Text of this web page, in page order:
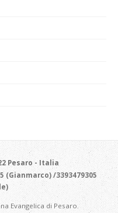
Pesaro - Italia
(Gianmarco) /3393479305
Evangelica di Pesaro.